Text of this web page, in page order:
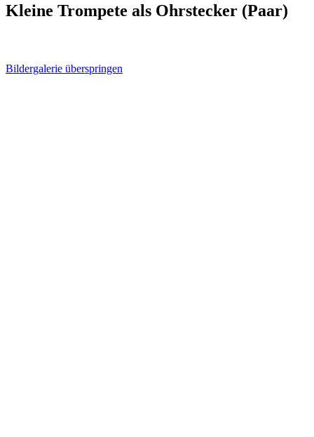
Kleine Trompete als Ohrstecker (Paar)
Bildergalerie überspringen